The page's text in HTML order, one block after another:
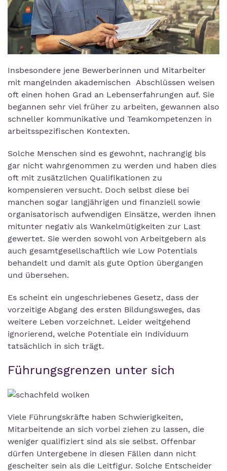
Insbesondere jene Bewerberinnen und Mitarbeiter
mit mangelnden akademischen Abschlüssen weisen
oft einen hohen Grad an Lebenserfahrungen auf. Sie
begannen sehr viel früher zu arbeiten, gewannen also
schneller kommunikative und Teamkompetenzen in
arbeitsspezifischen Kontexten.
Solche Menschen sind es gewohnt, nachrangig bis
gar nicht wahrgenommen zu werden und haben dies
oft mit zusätzlichen Qualifikationen zu
kompensieren versucht. Doch selbst diese bei
manchen sogar langjährigen und finanziell sowie
organisatorisch aufwendigen Einsätze, werden ihnen
mitunter negativ als Wankelmütigkeiten zur Last
gewertet. Sie werden sowohl von Arbeitgebern als
auch gesamtgesellschaftlich wie Low Potentials
behandelt und damit als gute Option übergangen
und übersehen.
Es scheint ein ungeschriebenes Gesetz, dass der
vorzeitige Abgang des ersten Bildungsweges, das
weitere Leben vorzeichnet. Leider weitgehend
ignorierend, welche Potentiale ein Individuum
tatsächlich in sich trägt.
Führungsgrenzen unter sich
Viele Führungskräfte haben Schwierigkeiten,
Mitarbeitende an sich vorbei ziehen zu lassen, die
weniger qualifiziert sind als sie selbst. Offenbar
dürfen Untergebene in diesen Fällen dann nicht
gescheiter sein als die Leitfigur. Solche Entscheider